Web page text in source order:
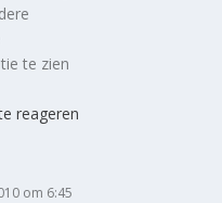
te zien
reageren
om 6:45